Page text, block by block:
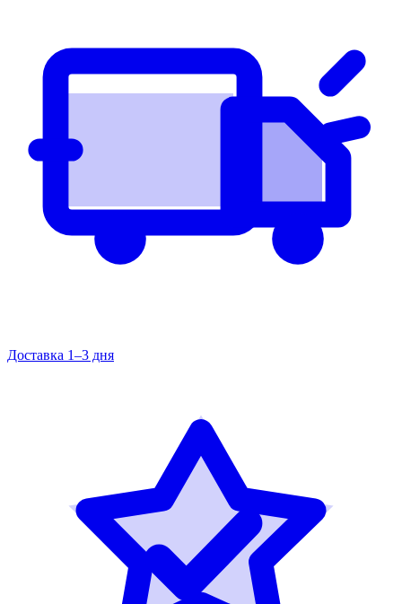
Доставка 1–3 дня